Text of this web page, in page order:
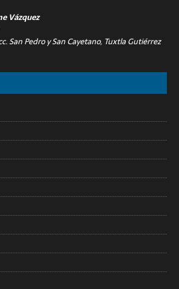
Vázquez
San Pedro y San Cayetano, Tuxtla Gutiérrez